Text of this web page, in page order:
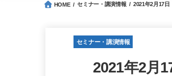
HOME セミナー・講演情報 2021年2月17
セミナー・講演情報
2021年2月